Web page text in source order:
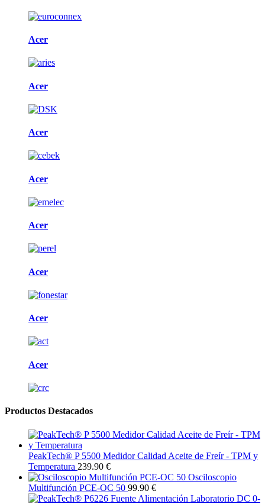
Acer
Acer
Acer
Acer
Acer
Acer
Acer
Acer
Productos Destacados
PeakTech® P 5500 Medidor Calidad Aceite de Freír - TPM y
Temperatura 239.90 €
Osciloscopio
Multifunción PCE-OC 50 99.90 €